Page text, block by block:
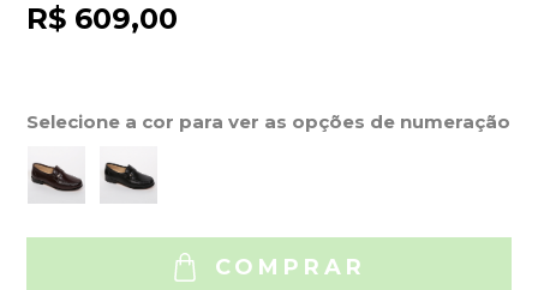
R$ 609,00
Selecione a cor para ver as opções de numeração
COMPRAR